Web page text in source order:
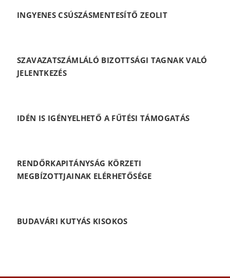
INGYENES CSÚSZÁSMENTESÍTŐ ZEOLIT
SZAVAZATSZÁMLÁLÓ BIZOTTSÁGI TAGNAK VALÓ
JELENTKEZÉS
IDÉN IS IGÉNYELHETŐ A FŰTÉSI TÁMOGATÁS
RENDŐRKAPITÁNYSÁG KÖRZETI
MEGBÍZOTTJAINAK ELÉRHETŐSÉGE
BUDAVÁRI KUTYÁS KISOKOS